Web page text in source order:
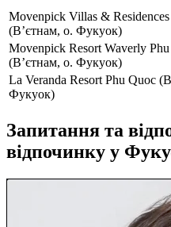
Movenpick Villas &
(В’єтнам, о. Фукуок)
Movenpick Resort Waverly
(В’єтнам, о. Фукуок)
La Veranda Resort Phu Quoc
Фукуок)
Запитання та
відпочинку у